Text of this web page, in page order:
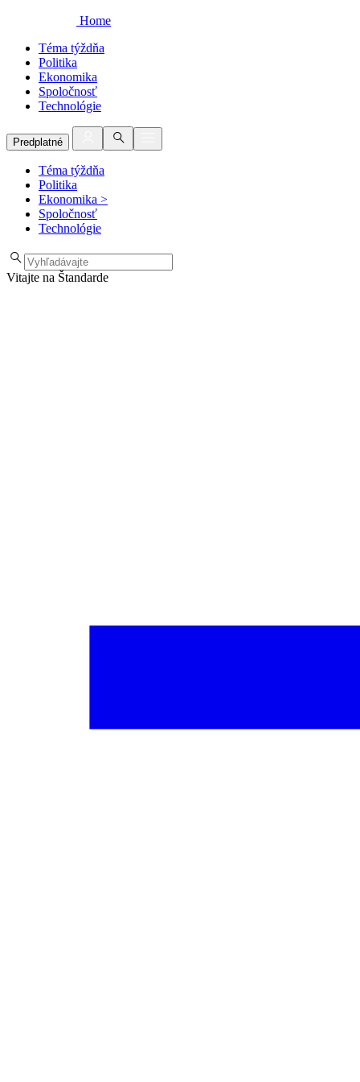
Home
Téma týždňa
Politika
Ekonomika
Spoločnosť
Technológie
Predplatné
Téma týždňa
Politika
Ekonomika >
Spoločnosť
Technológie
Vitajte na Štandarde